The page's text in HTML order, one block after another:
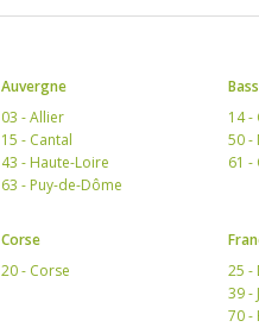
Auvergne
03 - Allier
15 - Cantal
43 - Haute-Loire
63 - Puy-de-Dôme
14 -
50 -
61 -
Corse
20 - Corse
25 -
39 -
70 -